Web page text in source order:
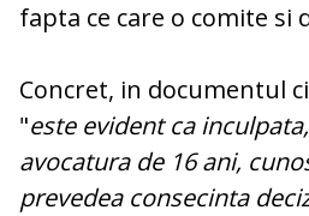
fapta ce care o comite si
Concret, in documentul
"este evident ca
avocatura de 16 ani,
prevedea consecinta